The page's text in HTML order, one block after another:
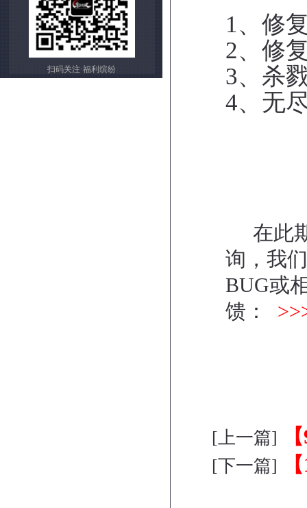
扫码关注·福利缤纷
1、修
2、修
3、杀
4、无
在此期
询，我
BUG或
馈：
[上一篇]
[下一篇]